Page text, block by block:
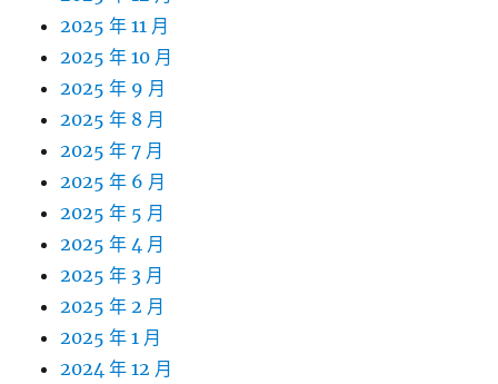
2025 年 11 月
2025 年 10 月
2025 年 9 月
2025 年 8 月
2025 年 7 月
2025 年 6 月
2025 年 5 月
2025 年 4 月
2025 年 3 月
2025 年 2 月
2025 年 1 月
2024 年 12 月